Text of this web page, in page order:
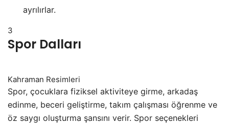
ayrılırlar.
3
Spor Dalları
Kahraman Resimleri
Spor, çocuklara fiziksel aktiviteye girme, arkadaş
edinme, beceri geliştirme, takım çalışması öğrenme ve
öz saygı oluşturma şansını verir. Spor seçenekleri